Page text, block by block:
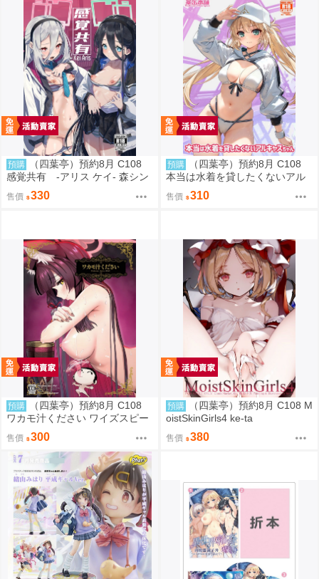
預購
（四葉亭）預約8月 C108
感覚共有 -アリス ケイ- 森シン
リスク
售價 330
預購
（四葉亭）預約8月 C108
本当は水着を貸したくないアル
キャスちゃん いのうえとみい
售價 310
預購
（四葉亭）預約8月 C108
ワカモ汁ください ワイズスピー
售價 300
預購
（四葉亭）預約8月 C108 M
oistSkinGirls4 ke-ta
售價 380